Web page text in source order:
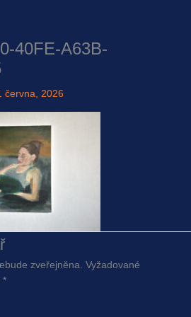
40FE-A63B-
června, 2026
zveřejněna. Vyžadované
*